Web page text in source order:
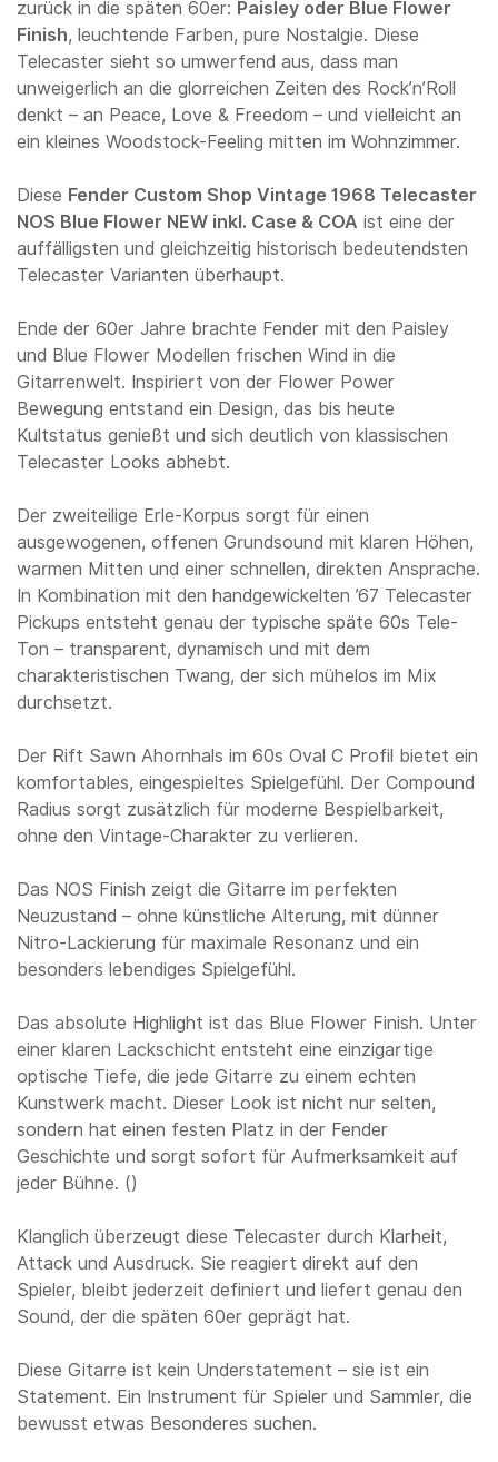
zurück in die späten 60er: Paisley oder Blue Flower
Finish, leuchtende Farben, pure Nostalgie. Diese
Telecaster sieht so umwerfend aus, dass man
unweigerlich an die glorreichen Zeiten des Rock’n’Roll
denkt – an Peace, Love & Freedom – und vielleicht an
ein kleines Woodstock-Feeling mitten im Wohnzimmer.
Diese Fender Custom Shop Vintage 1968 Telecaster
NOS Blue Flower NEW inkl. Case & COA ist eine der
auffälligsten und gleichzeitig historisch bedeutendsten
Telecaster Varianten überhaupt.
Ende der 60er Jahre brachte Fender mit den Paisley
und Blue Flower Modellen frischen Wind in die
Gitarrenwelt. Inspiriert von der Flower Power
Bewegung entstand ein Design, das bis heute
Kultstatus genießt und sich deutlich von klassischen
Telecaster Looks abhebt.
Der zweiteilige Erle-Korpus sorgt für einen
ausgewogenen, offenen Grundsound mit klaren Höhen,
warmen Mitten und einer schnellen, direkten Ansprache.
In Kombination mit den handgewickelten ’67 Telecaster
Pickups entsteht genau der typische späte 60s Tele-
Ton – transparent, dynamisch und mit dem
charakteristischen Twang, der sich mühelos im Mix
durchsetzt.
Der Rift Sawn Ahornhals im 60s Oval C Profil bietet ein
komfortables, eingespieltes Spielgefühl. Der Compound
Radius sorgt zusätzlich für moderne Bespielbarkeit,
ohne den Vintage-Charakter zu verlieren.
Das NOS Finish zeigt die Gitarre im perfekten
Neuzustand – ohne künstliche Alterung, mit dünner
Nitro-Lackierung für maximale Resonanz und ein
besonders lebendiges Spielgefühl.
Das absolute Highlight ist das Blue Flower Finish. Unter
einer klaren Lackschicht entsteht eine einzigartige
optische Tiefe, die jede Gitarre zu einem echten
Kunstwerk macht. Dieser Look ist nicht nur selten,
sondern hat einen festen Platz in der Fender
Geschichte und sorgt sofort für Aufmerksamkeit auf
jeder Bühne. ()
Klanglich überzeugt diese Telecaster durch Klarheit,
Attack und Ausdruck. Sie reagiert direkt auf den
Spieler, bleibt jederzeit definiert und liefert genau den
Sound, der die späten 60er geprägt hat.
Diese Gitarre ist kein Understatement – sie ist ein
Statement. Ein Instrument für Spieler und Sammler, die
bewusst etwas Besonderes suchen.